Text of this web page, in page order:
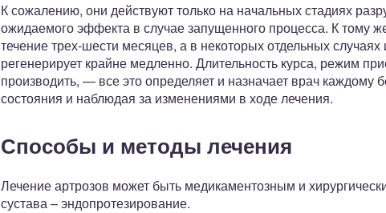
К сожалению, они действуют только на начальных стадиях
ожидаемого эффекта в случае запущенного процесса. К тому
течение трех-шести месяцев, а в некоторых отдельных
регенерирует крайне медленно. Длительность курса, режим
производить, — все это определяет и назначает врач каждому
состояния и наблюдая за изменениями в ходе лечения.
Способы и методы лечения
Лечение артрозов может быть медикаментозным и
сустава – эндопротезирование.